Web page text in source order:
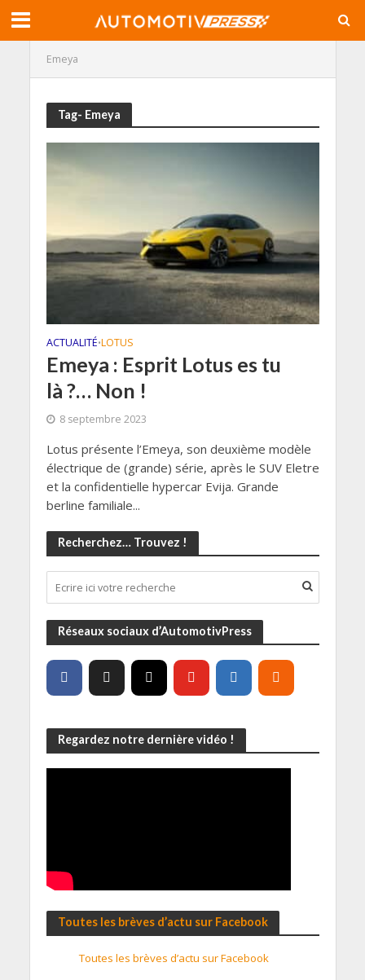
Emeya
Tag- Emeya
ACTUALITÉ•LOTUS
Emeya : Esprit Lotus es tu
là ?… Non !
8 septembre 2023
Lotus présente l’Emeya, son deuxième modèle
électrique de (grande) série, après le SUV Eletre
et la confidentielle hypercar Evija. Grande
berline familiale...
Recherchez… Trouvez !
Réseaux sociaux d’AutomotivPress
Regardez notre dernière vidéo !
Toutes les brèves d’actu sur Facebook
Toutes les brèves d’actu sur Facebook